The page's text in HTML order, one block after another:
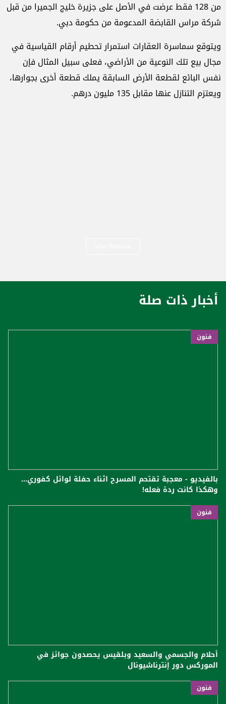
من 128 فقط عرضت في الأصل على جزيرة خليج الجميرا من قبل
شركة مراس القابضة المدعومة من حكومة دبي.
ويتوقع سماسرة العقارات استمرار تحطيم أرقام القياسية في
مجال بيع تلك النوعية من الأراضي، فعلى سبيل المثال فإن
نفس البائع لقطعة الأرض السابقة يملك قطعة أخرى بجوارها،
ويعتزم التنازل عنها مقابل 135 مليون درهم.
أخبار ذات صلة
فنون
بالفيديو - معجبة تقتحم المسرح اثناء حفلة لوائل كفوري...
وهكذا كانت ردة فعله!
فنون
أحلام والجسمي والسعيد وبلقيس يحصدون جوائز في
الموركس دور إنترناشيونال
فنون